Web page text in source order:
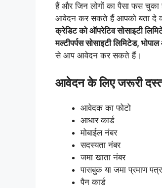
हैं और जिन लोगों का पैसा फस चुका
आवेदन कर सकते हैं आपको बता दे की
क्रेडिट को ऑपरेटिव सोसाइटी
मल्टीपर्पस सोसाइटी लिमिटेड,
से आप आवेदन कर सकते हैं।
आवेदन के लिए जरूरी
आवेदक का फोटो
आधार कार्ड
मोबाईल नंबर
सदस्यता नंबर
जमा खाता नंबर
पासबुक या जमा प्रमाण पत्र
पैन कार्ड